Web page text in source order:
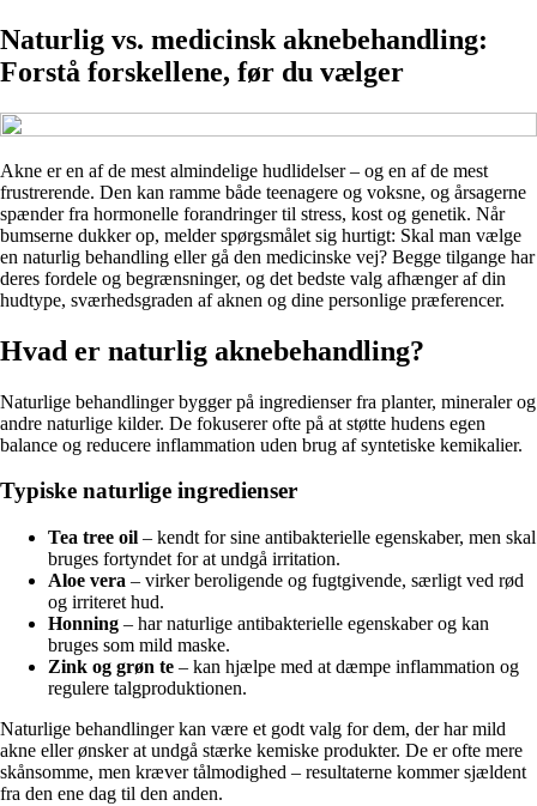
Naturlig vs. medicinsk aknebehandling:
Forstå forskellene, før du vælger
Akne er en af de mest almindelige hudlidelser – og en af de mest
frustrerende. Den kan ramme både teenagere og voksne, og årsagerne
spænder fra hormonelle forandringer til stress, kost og genetik. Når
bumserne dukker op, melder spørgsmålet sig hurtigt: Skal man vælge
en naturlig behandling eller gå den medicinske vej? Begge tilgange har
deres fordele og begrænsninger, og det bedste valg afhænger af din
hudtype, sværhedsgraden af aknen og dine personlige præferencer.
Hvad er naturlig aknebehandling?
Naturlige behandlinger bygger på ingredienser fra planter, mineraler og
andre naturlige kilder. De fokuserer ofte på at støtte hudens egen
balance og reducere inflammation uden brug af syntetiske kemikalier.
Typiske naturlige ingredienser
Tea tree oil – kendt for sine antibakterielle egenskaber, men skal
bruges fortyndet for at undgå irritation.
Aloe vera – virker beroligende og fugtgivende, særligt ved rød
og irriteret hud.
Honning – har naturlige antibakterielle egenskaber og kan
bruges som mild maske.
Zink og grøn te – kan hjælpe med at dæmpe inflammation og
regulere talgproduktionen.
Naturlige behandlinger kan være et godt valg for dem, der har mild
akne eller ønsker at undgå stærke kemiske produkter. De er ofte mere
skånsomme, men kræver tålmodighed – resultaterne kommer sjældent
fra den ene dag til den anden.